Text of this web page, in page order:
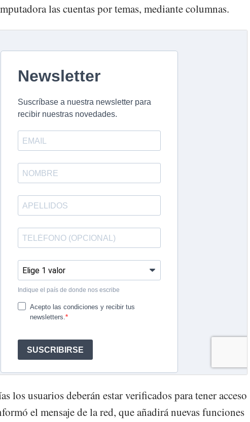
las cuentas por temas, mediante columnas.
los usuarios deberán estar verificados para tener acceso
el mensaje de la red, que añadirá nuevas funciones